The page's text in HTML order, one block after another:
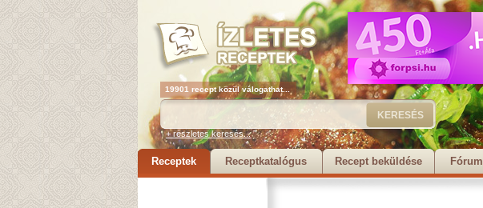
19901 recept közül válogathat...
+ részletes keresés...
Receptek Receptkatalógus Recept beküldése Fórum